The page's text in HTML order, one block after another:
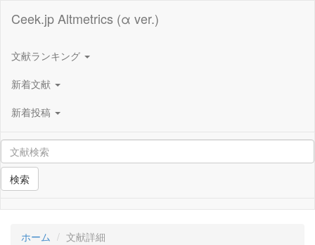
Ceek.jp Altmetrics (α ver.)
文献ランキング
新着文献
新着投稿
検索
ホーム 文献詳細